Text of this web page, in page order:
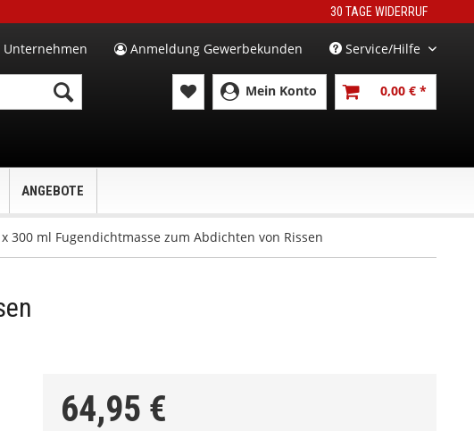
30 TAGE WIDERRUF
Unternehmen Anmeldung Gewerbekunden Service/Hilfe
Mein Konto 0,00 € *
ANGEBOTE
300 ml Fugendichtmasse zum Abdichten von Rissen
64,95 €